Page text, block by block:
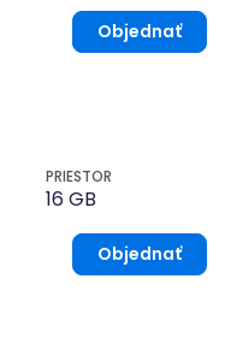
Objednať
PRIESTOR
16 GB
Objednať